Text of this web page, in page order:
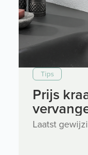
Tips
Prijs
Laatst